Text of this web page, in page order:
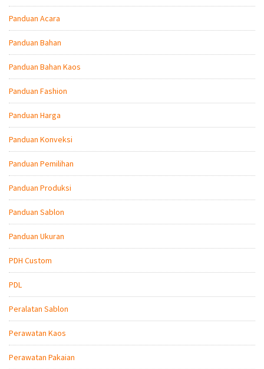
Panduan Acara
Panduan Bahan
Panduan Bahan Kaos
Panduan Fashion
Panduan Harga
Panduan Konveksi
Panduan Pemilihan
Panduan Produksi
Panduan Sablon
Panduan Ukuran
PDH Custom
PDL
Peralatan Sablon
Perawatan Kaos
Perawatan Pakaian